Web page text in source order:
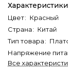
Характеристики
Цвет: Красный
Страна: Китай
Тип товара:
Напряжение
Все